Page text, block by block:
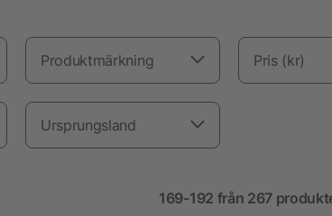
Produktmärkning Pris (kr)
Ursprungsland
169-192 från 267